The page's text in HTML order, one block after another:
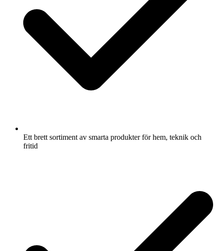
Ett brett sortiment av smarta produkter för hem, teknik och
fritid